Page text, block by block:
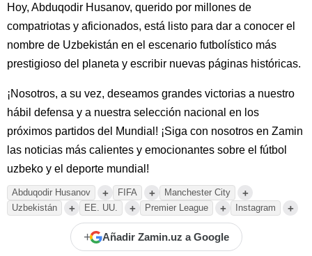
Hoy, Abduqodir Husanov, querido por millones de
compatriotas y aficionados, está listo para dar a conocer el
nombre de Uzbekistán en el escenario futbolístico más
prestigioso del planeta y escribir nuevas páginas históricas.
¡Nosotros, a su vez, deseamos grandes victorias a nuestro
hábil defensa y a nuestra selección nacional en los
próximos partidos del Mundial! ¡Siga con nosotros en Zamin
las noticias más calientes y emocionantes sobre el fútbol
uzbeko y el deporte mundial!
Abduqodir Husanov + FIFA + Manchester City +
Uzbekistán + EE. UU. + Premier League + Instagram +
+ Añadir Zamin.uz a Google